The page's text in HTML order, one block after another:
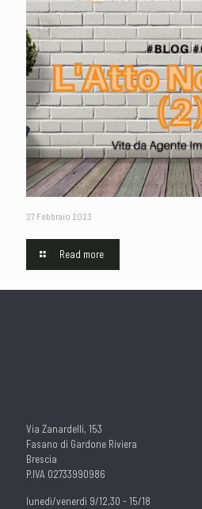
27 Febbraio 2023
Read more
Via Zanardelli, 153
Fasano di Gardone Riviera
Brescia
P.IVA 02733990986
lunedì/venerdì 9/12,30 - 15/18